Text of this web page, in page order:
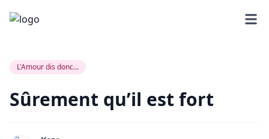
L'Amour dis donc...
Sûrement qu’il est fort